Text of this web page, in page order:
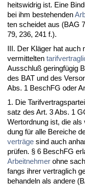
heits­wid­rig ist. Ei­ne
bei ihm be­ste­hen­den
ten schei­det aus (BAG
79, 236, 241 f.).
III. Der Kläger hat auch
ver­mit­tel­ten
Aus­schluß ge­ringfügig
des BAT und des
Abs. 1 BeschFG oder
1. Die
satz des Art. 3 Abs. 1
Wert­ord­nung ist, die
dung für al­le Be­rei­che
verträge sind auch
prüfen. § 6 BeschFG
Ar­beit­neh­mer oh­ne
fangs ih­rer ver­trag­lich
be­han­deln als an­de­re